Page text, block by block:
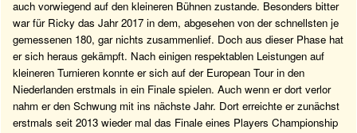
auch vorwiegend auf den kleineren Bühnen zustande. Besonders bitter
war für Ricky das Jahr 2017 in dem, abgesehen von der schnellsten je
gemessenen 180, gar nichts zusammenlief. Doch aus dieser Phase hat
er sich heraus gekämpft. Nach einigen respektablen Leistungen auf
kleineren Turnieren konnte er sich auf der European Tour in den
Niederlanden erstmals in ein Finale spielen. Auch wenn er dort verlor
nahm er den Schwung mit ins nächste Jahr. Dort erreichte er zunächst
erstmals seit 2013 wieder mal das Finale eines Players Championship